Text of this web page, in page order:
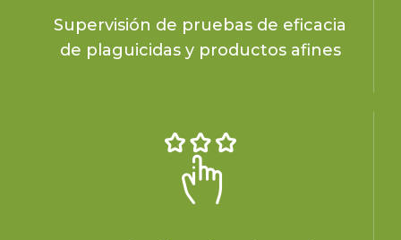
Supervisión de pruebas de eficacia
de plaguicidas y productos afines